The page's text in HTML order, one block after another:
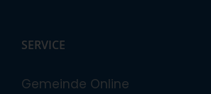
SERVICE
Gemeinde Online